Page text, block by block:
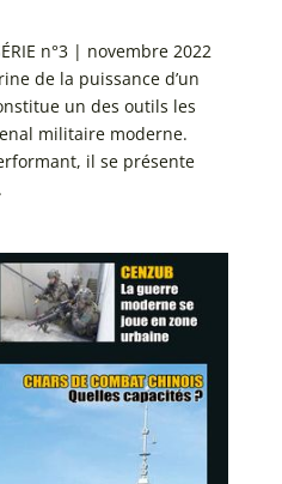
n°3 | novembre 2022
de la puissance d’un
un des outils les
militaire moderne.
il se présente